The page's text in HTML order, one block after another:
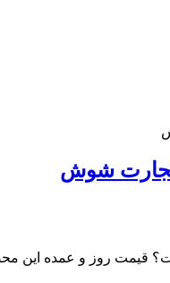
شوش
قیمت روز و عمده این